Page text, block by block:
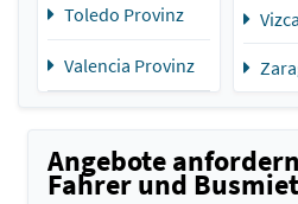
Toledo Provinz
Valencia Provinz
Angebote
Fahrer und